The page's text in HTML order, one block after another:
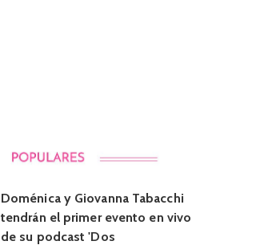
Doménica y Giovanna Tabacchi
tendrán el primer evento en vivo
de su podcast 'Dos